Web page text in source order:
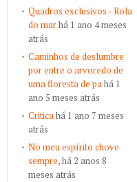
Quadros exclusivos - Rola
do marhá 1 ano 4 meses
atrás
Caminhos de deslumbre
por entre o arvoredo de
uma floresta de pahá 1
ano 5 meses atrás
Criticahá 1 ano 7 meses
atrás
No meu espírito chove
sempre,há 2 anos 8
meses atrás